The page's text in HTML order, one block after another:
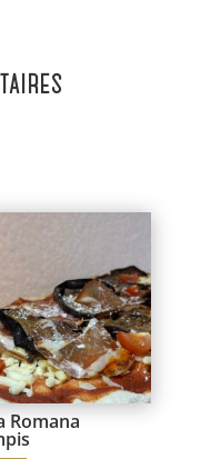
Romana